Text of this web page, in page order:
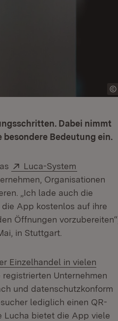
Dabei nimmt
Bedeutung ein.
Extern:
Luca-System
Organisationen
„Ich lade auch die
App kostenlos auf ihre
Öffnungen vorzubereiten“,
in Stuttgart.
Einzelhandel in vielen
registrierten Unternehmen
und datenschutzkonform
lediglich einen QR-
Lucha bietet die App viele